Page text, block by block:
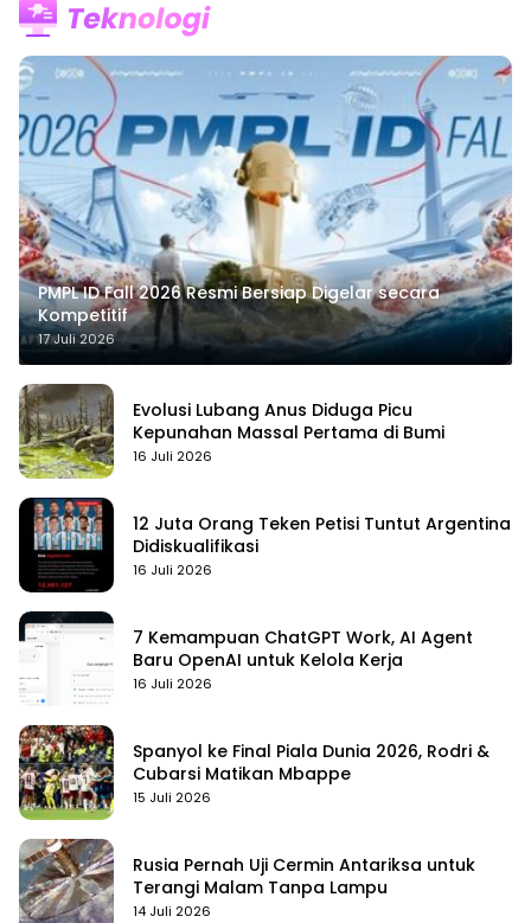
PMPL ID Fall 2026 Resmi Bersiap Digelar secara
Kompetitif
17 Juli 2026
Evolusi Lubang Anus Diduga Picu
Kepunahan Massal Pertama di Bumi
16 Juli 2026
12 Juta Orang Teken Petisi Tuntut Argentina
Didiskualifikasi
16 Juli 2026
7 Kemampuan ChatGPT Work, AI Agent
Baru OpenAI untuk Kelola Kerja
16 Juli 2026
Spanyol ke Final Piala Dunia 2026, Rodri &
Cubarsi Matikan Mbappe
15 Juli 2026
Rusia Pernah Uji Cermin Antariksa untuk
Terangi Malam Tanpa Lampu
14 Juli 2026